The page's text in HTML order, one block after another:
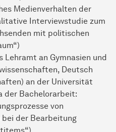
Medienverhalten der
Interviewstudie zum
mit politischen
Lehramt an Gymnasien und
Deutsch
an der Universität
der Bachelorarbeit:
von
der Bearbeitung